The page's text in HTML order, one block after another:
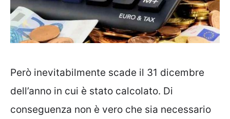
Però inevitabilmente scade il 31 dicembre
dell’anno in cui è stato calcolato. Di
conseguenza non è vero che sia necessario